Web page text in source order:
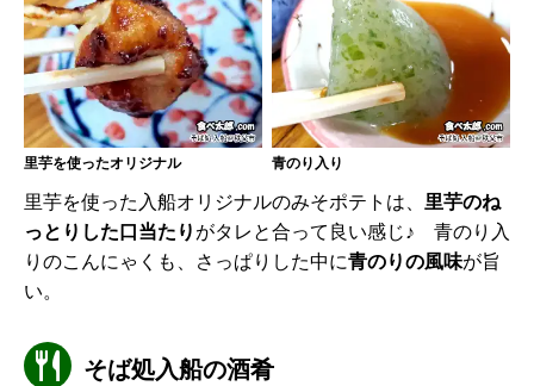
里芋を使ったオリジナル 青のり入り
里芋を使った入船オリジナルのみそポテトは、 里芋のね
っとりした口当たりがタレと合って良い感じ♪ 青のり入
りのこんにゃくも、さっぱりした中に青のりの風味が旨
い。
そば処入船の酒肴